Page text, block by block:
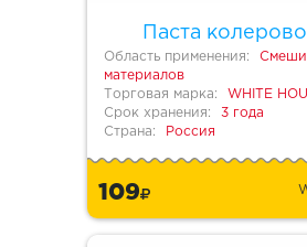
Паста
Область применения:
материалов
Торговая марка:
WHITE
Срок хранения:
3 года
Страна:
Россия
109